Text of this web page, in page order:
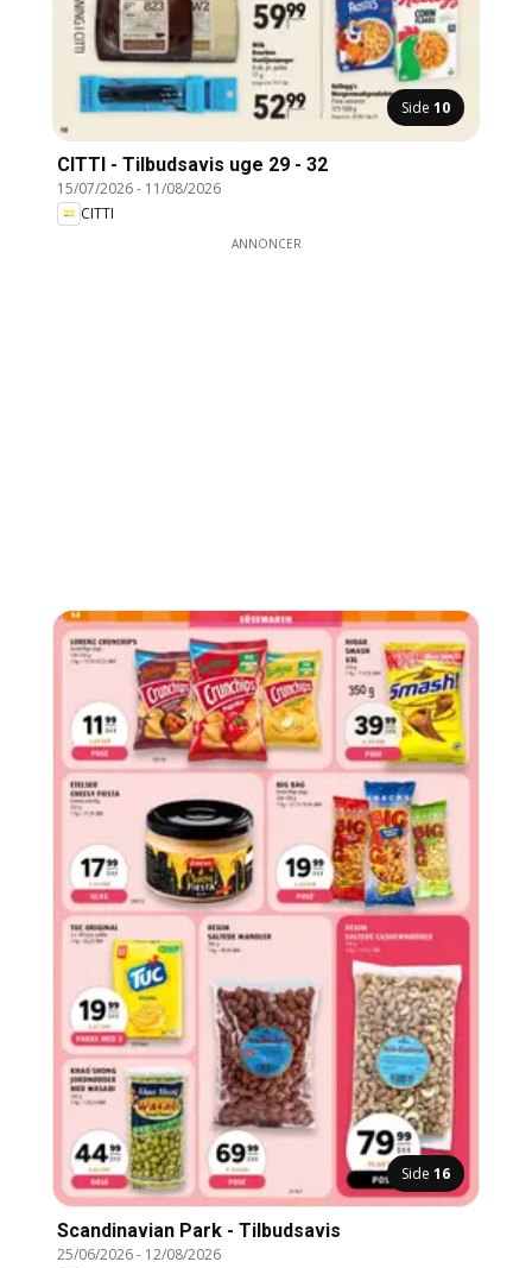
Side 10
CITTI - Tilbudsavis uge 29 - 32
15/07/2026- 11/08/2026
CITTI
ANNONCER
Side 16
Scandinavian Park - Tilbudsavis
25/06/2026- 12/08/2026